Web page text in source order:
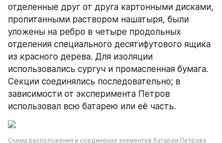
отделенные друг от друга картонными дисками,
пропитанными раствором нашатыря, были
уложены на ребро в четыре продольных
отделения специального десятифутового ящика
из красного дерева. Для изоляции
использовались сургуч и промасленная бумага.
Секции соединялись последовательно; в
зависимости от эксперимента Петров
использовал всю батарею или её часть.
Схема расположения и соединения элементов батареи Петрова